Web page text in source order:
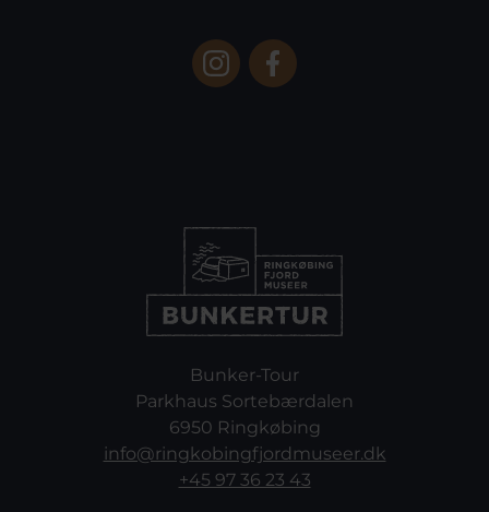
Bunker-Tour
Parkhaus Sortebærdalen
6950 Ringkøbing
info@ringkobingfjordmuseer.dk
+45 97 36 23 43